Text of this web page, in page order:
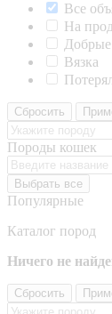
Все
На
Добрые
Вязка
Сбросить
Породы кошек
Выбрать все
Популярные
Каталог пород
Ничего не
Сбросить